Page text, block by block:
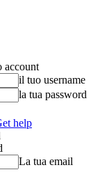
account
il tuo username
la tua password
help
La tua email